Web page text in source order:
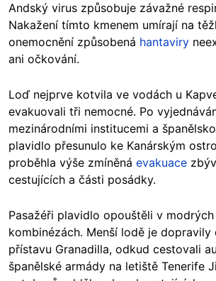
Andský virus způsobuje závažné
Nakažení tímto kmenem umírají na
onemocnění způsobená hantaviry
ani očkování.
Loď nejprve kotvila ve vodách u
evakuovali tři nemocné. Po
mezinárodními institucemi a
plavidlo přesunulo ke Kanárským
proběhla výše zmíněná evakuace
cestujících a části posádky.
Pasažéři plavidlo opouštěli v
kombinézách. Menší lodě je dopravily
přístavu Granadilla, odkud cestovali
španělské armády na letiště Tenerife